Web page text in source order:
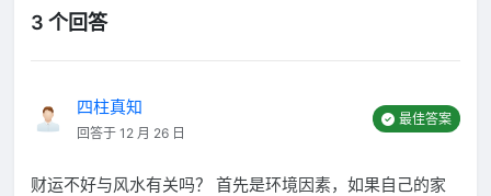
3 个回答
四柱真知
回答于 12 月 26 日
最佳答案
财运不好与风水有关吗？ 首先是环境因素，如果自己的家